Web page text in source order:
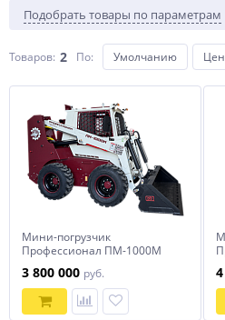
Подобрать товары по параметрам
Товаров: 2 По: Умолчанию
Мини-погрузчик
Профессионал ПМ-1000М
3 800 000 руб.